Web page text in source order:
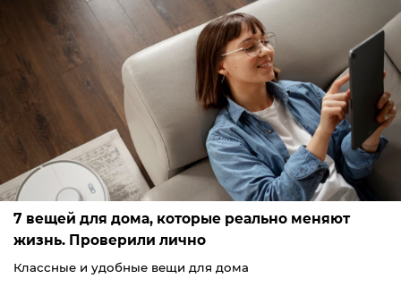
7 вещей для дома, которые реально меняют
жизнь. Проверили лично
Классные и удобные вещи для дома